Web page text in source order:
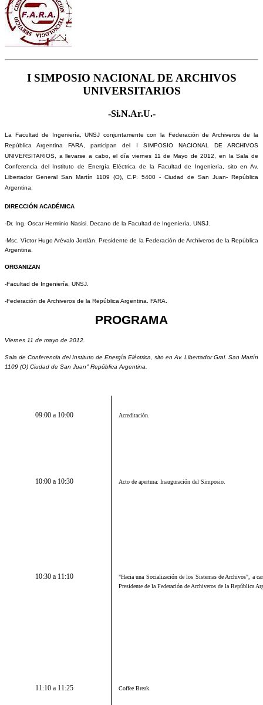
I SIMPOSIO NACIONAL DE ARCHIVOS
UNIVERSITARIOS
-Si.N.Ar.U.-
La Facultad de Ingeniería, UNSJ conjuntamente con la Federación de Archiveros de la
República Argentina FARA, participan del I SIMPOSIO NACIONAL DE ARCHIVOS
UNIVERSITARIOS, a llevarse a cabo, el día viernes 11 de Mayo de 2012, en la Sala de
Conferencia del Instituto de Energía Eléctrica de la Facultad de Ingeniería, sito en Av.
Libertador General San Martín 1109 (O), C.P. 5400 - Ciudad de San Juan- República
Argentina.
DIRECCIÓN ACADÉMICA
-Dr. Ing. Oscar Herminio Nasisi. Decano de la Facultad de Ingeniería. UNSJ.
-Msc. Víctor Hugo Arévalo Jordán. Presidente de la Federación de Archiveros de la República
Argentina.
ORGANIZAN
-Facultad de Ingeniería, UNSJ.
-Federación de Archiveros de la República Argentina. FARA.
PROGRAMA
Viernes 11 de mayo de 2012.
Sala de Conferencia del Instituto de Energía Eléctrica, sito en Av. Libertador Gral. San Martín
1109 (O) Ciudad de San Juan" República Argentina.
09:00 a 10:00 Acreditación.
10:00 a 10:30 Acto de apertura: Inauguración del Simposio.
10:30 a 11:10 "Hacia una Socialización de los Sistemas de Archivos",
a
Presidente de la Federación de Archiveros de la República
11:10 a 11:25 Coffee Break.